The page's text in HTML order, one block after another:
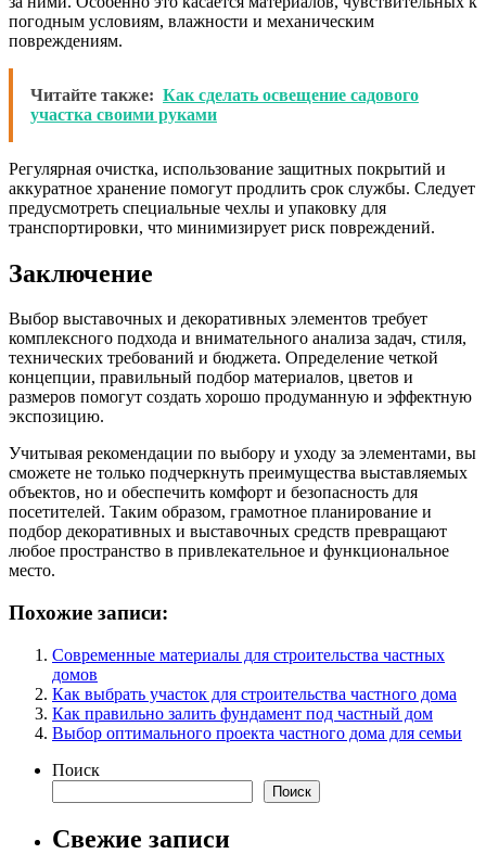
погодным условиям, влажности и механическим
повреждениям.
Читайте также: Как сделать освещение садового
участка своими руками
Регулярная очистка, использование защитных покрытий и
аккуратное хранение помогут продлить срок службы. Следует
предусмотреть специальные чехлы и упаковку для
транспортировки, что минимизирует риск повреждений.
Заключение
Выбор выставочных и декоративных элементов требует
комплексного подхода и внимательного анализа задач, стиля,
технических требований и бюджета. Определение четкой
концепции, правильный подбор материалов, цветов и
размеров помогут создать хорошо продуманную и эффектную
экспозицию.
Учитывая рекомендации по выбору и уходу за элементами, вы
сможете не только подчеркнуть преимущества выставляемых
объектов, но и обеспечить комфорт и безопасность для
посетителей. Таким образом, грамотное планирование и
подбор декоративных и выставочных средств превращают
любое пространство в привлекательное и функциональное
место.
Похожие записи:
Современные материалы для строительства частных
домов
Как выбрать участок для строительства частного дома
Как правильно залить фундамент под частный дом
Выбор оптимального проекта частного дома для семьи
Поиск
Поиск
Свежие записи